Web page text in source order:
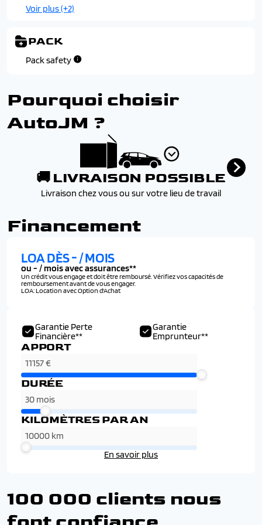
Tableau de bord avec ecran numerique couleur 12.3"
Voir plus (+2)
PACK
Pack safety
Pourquoi choisir
AutoJM ?
🚚 LIVRAISON POSSIBLE
Livraison chez vous ou sur votre lieu de travail
Financement
Garantie Perte
Financière**
Garantie
Emprunteur**
APPORT
DURÉE
KILOMÈTRES PAR AN
En savoir plus
LOA DÈS-/ MOIS
ou - / mois avec assurances**
Un crédit vous engage et doit être remboursé. Vérifiez vos capacités de
remboursement avant de vous engager.
LOA: Location avec Option d'Achat
100 000 clients nous